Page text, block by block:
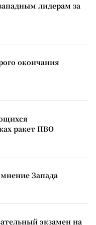
лидерам за
окончания
ракет ПВО
Запада
экзамен на